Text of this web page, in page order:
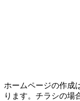
ホームページの作成
ります。チラシの場